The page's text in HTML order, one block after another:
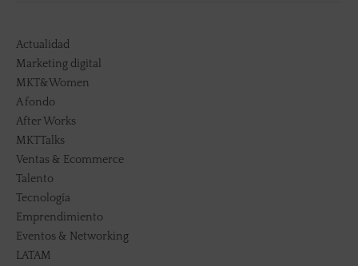
Actualidad
Marketing digital
MKT&Women
A fondo
After Works
MKTTalks
Ventas & Ecommerce
Talento
Tecnología
Emprendimiento
Eventos & Networking
LATAM